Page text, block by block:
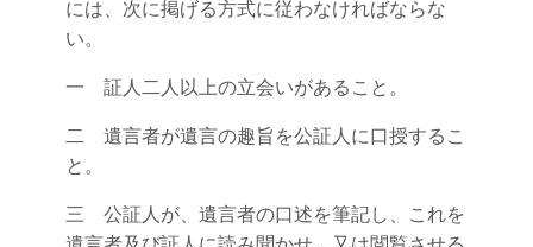
には、次に掲げる方式に従わなければならな
い。
一 証人二人以上の立会いがあること。
二 遺言者が遺言の趣旨を公証人に口授するこ
と。
三 公証人が、遺言者の口述を筆記し、これを